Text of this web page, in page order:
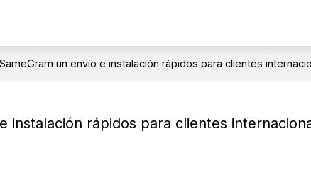
un envío e instalación rápidos para clientes
instalación rápidos para clientes